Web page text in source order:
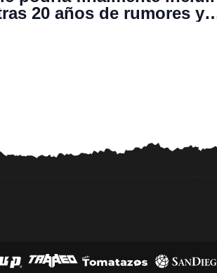
20 años de rumores y